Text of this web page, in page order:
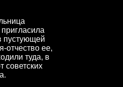
пустующей
отчество ее,
туда, в
советских